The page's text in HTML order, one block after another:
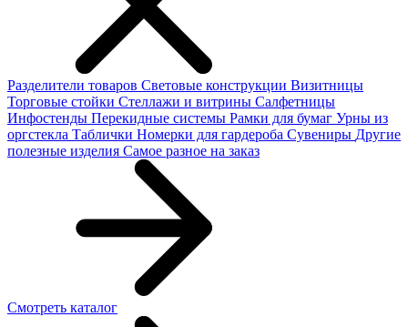
Разделители товаров Световые конструкции Визитницы
Торговые стойки Cтеллажи и витрины Салфетницы
Инфостенды Перекидные системы Рамки для бумаг Урны из
оргстекла Таблички Номерки для гардероба Сувениры Другие
полезные изделия Самое разное на заказ
Смотреть каталог